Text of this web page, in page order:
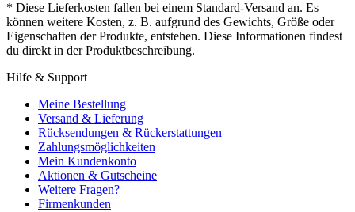
* Diese Lieferkosten fallen bei einem Standard-Versand an. Es
können weitere Kosten, z. B. aufgrund des Gewichts, Größe oder
Eigenschaften der Produkte, entstehen. Diese Informationen findest
du direkt in der Produktbeschreibung.
Hilfe & Support
Meine Bestellung
Versand & Lieferung
Rücksendungen & Rückerstattungen
Zahlungsmöglichkeiten
Mein Kundenkonto
Aktionen & Gutscheine
Weitere Fragen?
Firmenkunden